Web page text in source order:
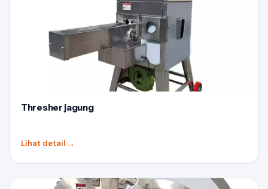
Thresher jagung
Lihat detail →